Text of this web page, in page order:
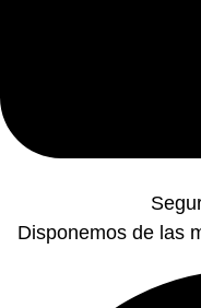
Disponemos de las